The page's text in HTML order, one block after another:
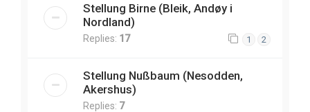
Stellung Birne (Bleik, Andøy i
Nordland)
Replies: 17 1 2
Stellung Nußbaum (Nesodden,
Akershus)
Replies: 7